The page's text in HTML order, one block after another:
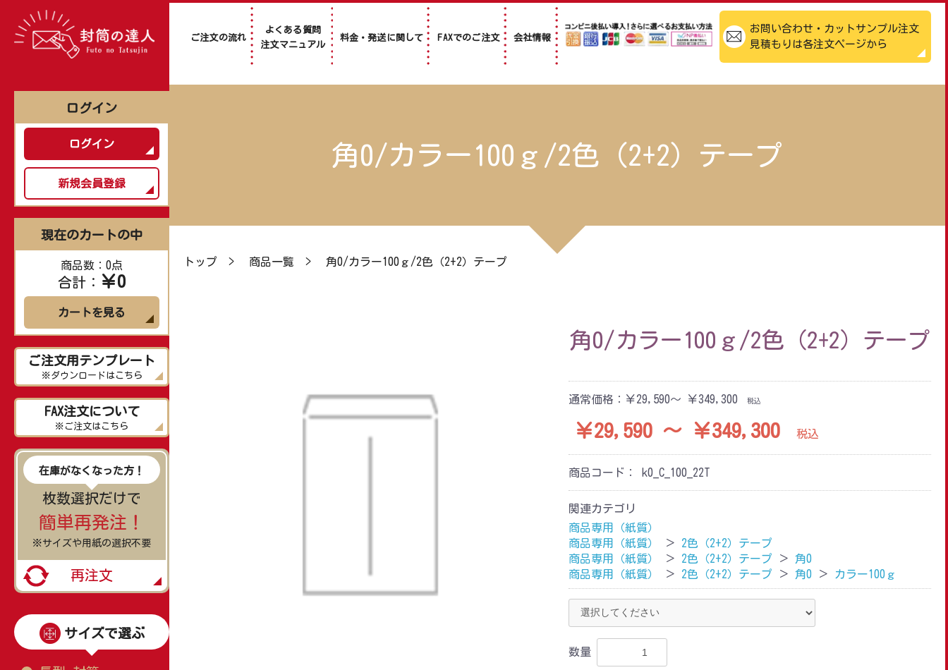
ご注文の流れ
よくある質問
注文マニュアル
料金・発送に関して FAXでのご注文 会社情報
お問い合わせ・カットサンプル注文
見積もりは各注文ページから
ログイン
ログイン
新規会員登録
現在のカートの中
商品数：0点
合計： ￥0
カートを見る
ご注文用テンプレート
※ダウンロードはこちら
FAX注文について
※ご注文はこちら
在庫がなくなった方！
枚数選択だけで
簡単再発注！
※サイズや用紙の選択不要
再注文
サイズで選ぶ
角0/カラー100ｇ/2色（2+2）テープ
トップ > 商品一覧 > 角0/カラー100ｇ/2色（2+2）テープ
角0/カラー100ｇ/2色（2+2）テープ
通常価格： ￥29,590～ ￥349,300 税込
￥29,590 ～ ￥349,300 税込
商品コード： k0_C_100_22T
関連カテゴリ
商品専用（紙質）
商品専用（紙質）
＞
2色（2+2）テープ
商品専用（紙質）
＞ 2色（2+2）テープ ＞
角0
商品専用（紙質）
＞ 2色（2+2）テープ ＞ 角0 ＞ カラー100ｇ
数量